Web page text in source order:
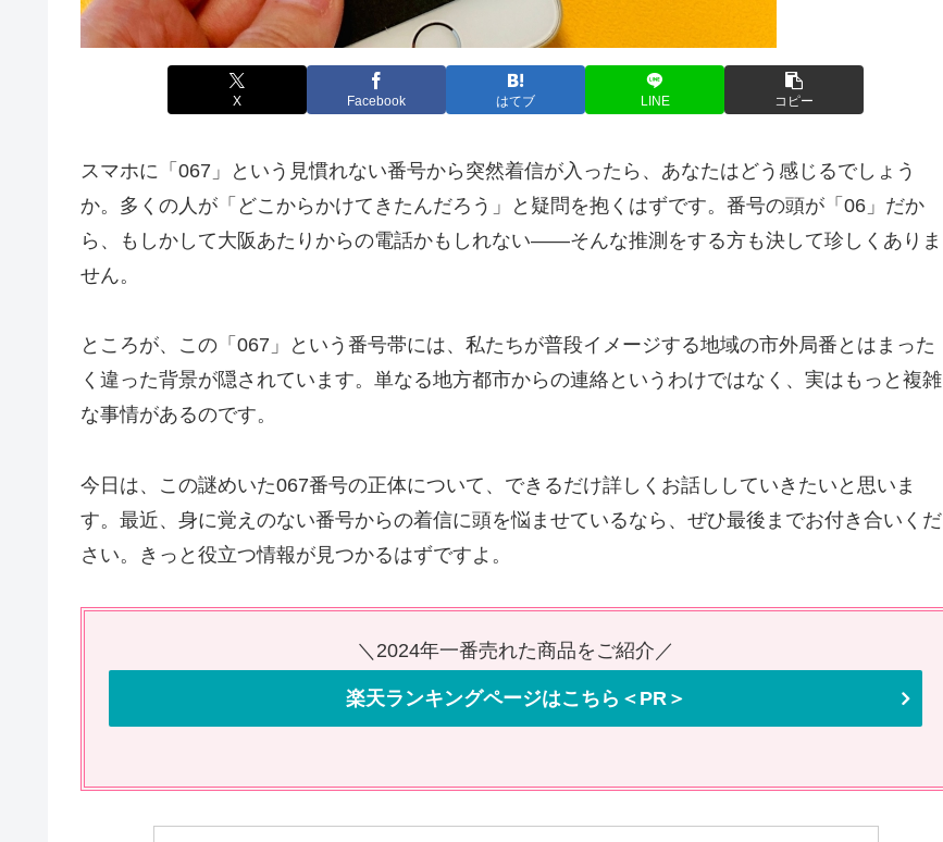
X Facebook はてブ LINE コピー
スマホに「067」という見慣れない番号から突然着信が入ったら、あなたはどう感じるでしょう
か。多くの人が「どこからかけてきたんだろう」と疑問を抱くはずです。番号の頭が「06」だか
ら、もしかして大阪あたりからの電話かもしれない——そんな推測をする方も決して珍しくありま
せん。
ところが、この「067」という番号帯には、私たちが普段イメージする地域の市外局番とはまった
く違った背景が隠されています。単なる地方都市からの連絡というわけではなく、実はもっと複雑
な事情があるのです。
今日は、この謎めいた067番号の正体について、できるだけ詳しくお話ししていきたいと思いま
す。最近、身に覚えのない番号からの着信に頭を悩ませているなら、ぜひ最後までお付き合いくだ
さい。きっと役立つ情報が見つかるはずですよ。
＼2024年一番売れた商品をご紹介／
楽天ランキングページはこちら＜PR＞